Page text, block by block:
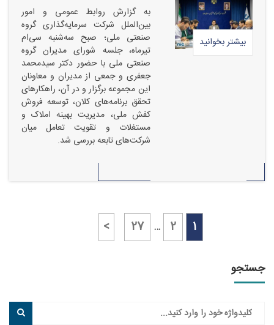
بیشتر بخوانید
به گزارش روابط عمومی و امور
بین‌الملل شرکت سرمایه‌گذاری گروه
صنعتی ملی؛ صبح سه‌شنبه سی‌ام
تیرماه، جلسه شورای مدیران گروه
صنعتی ملی با حضور دکتر سیدمحمد
جعفری و جمعی از مدیران و معاونان
این مجموعه برگزار و در آن، راهکارهای
تحقق برنامه‌های کلان، توسعه فروش
کفش ملی، مدیریت بهینه املاک و
مستغلات و تقویت تعامل میان
شرکت‌های تابعه بررسی شد.
2
27